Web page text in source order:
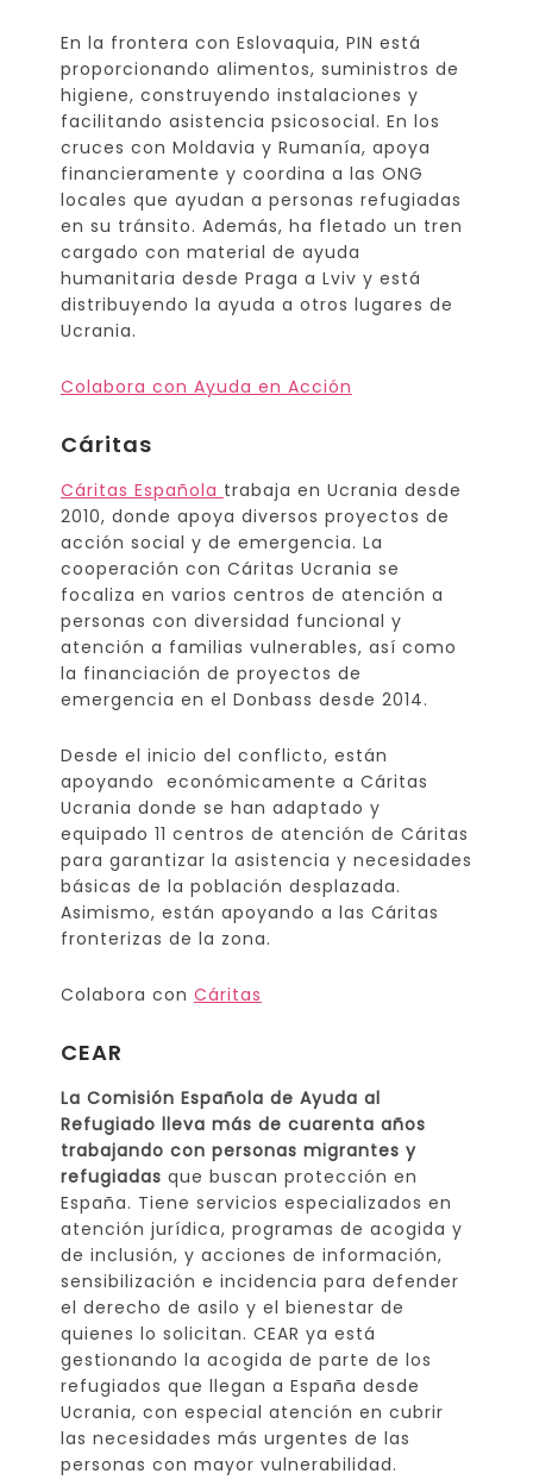
En la frontera con Eslovaquia, PIN está
proporcionando alimentos, suministros de
higiene, construyendo instalaciones y
facilitando asistencia psicosocial. En los
cruces con Moldavia y Rumanía, apoya
financieramente y coordina a las ONG
locales que ayudan a personas refugiadas
en su tránsito. Además, ha fletado un tren
cargado con material de ayuda
humanitaria desde Praga a Lviv y está
distribuyendo la ayuda a otros lugares de
Ucrania.
Colabora con Ayuda en Acción
Cáritas
Cáritas Española trabaja en Ucrania desde
2010, donde apoya diversos proyectos de
acción social y de emergencia. La
cooperación con Cáritas Ucrania se
focaliza en varios centros de atención a
personas con diversidad funcional y
atención a familias vulnerables, así como
la financiación de proyectos de
emergencia en el Donbass desde 2014.
Desde el inicio del conflicto, están
apoyando económicamente a Cáritas
Ucrania donde se han adaptado y
equipado 11 centros de atención de Cáritas
para garantizar la asistencia y necesidades
básicas de la población desplazada.
Asimismo, están apoyando a las Cáritas
fronterizas de la zona.
Colabora con Cáritas
CEAR
La Comisión Española de Ayuda al
Refugiado lleva más de cuarenta años
trabajando con personas migrantes y
refugiadas que buscan protección en
España. Tiene servicios especializados en
atención jurídica, programas de acogida y
de inclusión, y acciones de información,
sensibilización e incidencia para defender
el derecho de asilo y el bienestar de
quienes lo solicitan. CEAR ya está
gestionando la acogida de parte de los
refugiados que llegan a España desde
Ucrania, con especial atención en cubrir
las necesidades más urgentes de las
personas con mayor vulnerabilidad.